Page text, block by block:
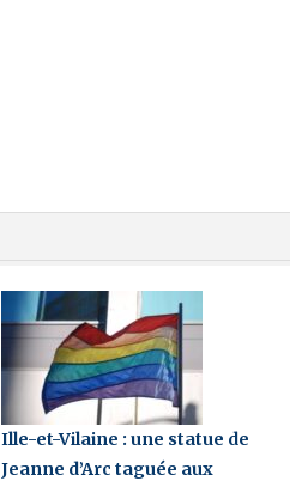
Ille-et-Vilaine : une statue de
Jeanne d’Arc taguée aux